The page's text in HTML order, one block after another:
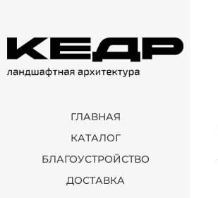
ГЛАВНАЯ
КАТАЛОГ
БЛАГОУСТРОЙСТВО
ДОСТАВКА